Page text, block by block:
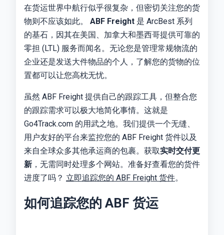
在货运世界中航行似乎很复杂，但密切关注您的货
物则不应该如此。 ABF Freight 是 ArcBest 系列
的基石，因其在美国、加拿大和墨西哥提供可靠的
零担 (LTL) 服务而闻名。无论您是管理常规物流的
企业还是发送大件物品的个人，了解您的货物的位
置都可以让您高枕无忧。
虽然 ABF Freight 提供自己的跟踪工具，但整合您
的跟踪需求可以极大地简化事情。这就是
Go4Track.com 的用武之地。我们提供一个无缝、
用户友好的平台来监控您的 ABF Freight 货件以及
来自全球众多其他承运商的包裹。获取实时交付更
新 ，无需同时处理多个网站。准备好查看您的货件
进度了吗？ 立即追踪您的 ABF Freight 货件。
如何追踪您的 ABF 货运